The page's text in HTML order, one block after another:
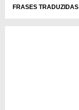
FRASES TRADUZIDAS